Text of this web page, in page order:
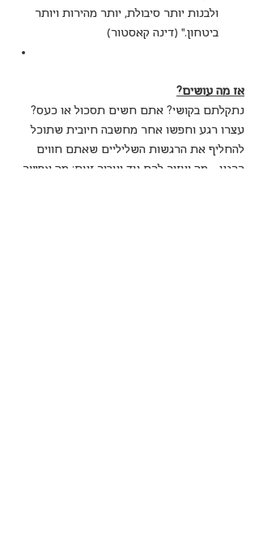
ולבנות יותר סיבולת, יותר מהירות ויותר
ביטחון." (דינה קאסטור)
אז מה עושים?
נתקלתם בקושי? אתם חשים תסכול או כעס?
עצרו רגע וחפשו אחר מחשבה חיובית שתוכל
להחליף את הרגשות השליליים שאתם חווים
כרגע – מה יעזור לכם עד יעבור זעם; מה אפשר